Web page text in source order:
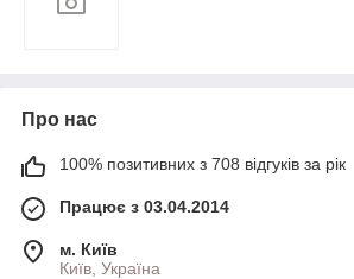
Про нас
100% позитивних з 708 відгуків за рік
Працює з 03.04.2014
м. Київ
Київ, Україна